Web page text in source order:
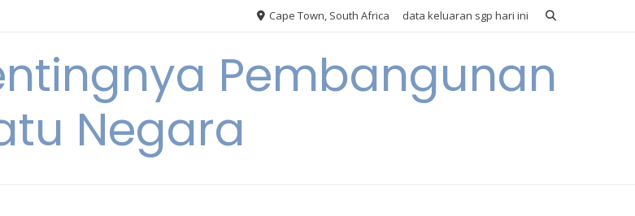
Cape Town, South Africa data keluaran sgp hari ini
Pembangunan
Negara